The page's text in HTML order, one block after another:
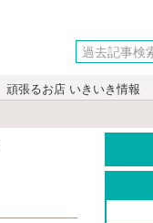
頑張るお店 いきいき情報